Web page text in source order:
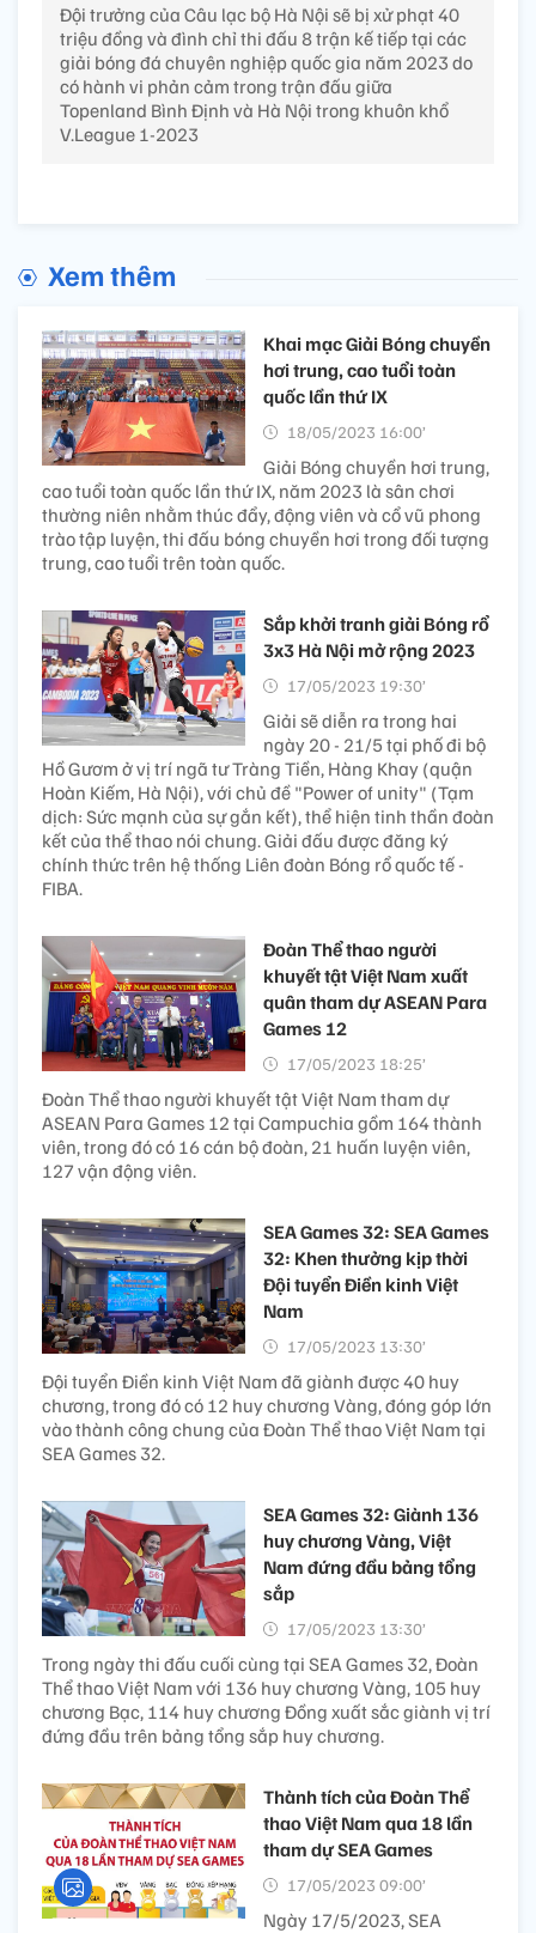
Đội trưởng của Câu lạc bộ Hà Nội sẽ bị xử phạt 40
triệu đồng và đình chỉ thi đấu 8 trận kế tiếp tại các
giải bóng đá chuyên nghiệp quốc gia năm 2023 do
có hành vi phản cảm trong trận đấu giữa
Topenland Bình Định và Hà Nội trong khuôn khổ
V.League 1-2023
Xem thêm
Khai mạc Giải Bóng chuyền
hơi trung, cao tuổi toàn
quốc lần thứ IX
18/05/2023 16:00’
Giải Bóng chuyền hơi trung,
cao tuổi toàn quốc lần thứ IX, năm 2023 là sân chơi
thường niên nhằm thúc đẩy, động viên và cổ vũ phong
trào tập luyện, thi đấu bóng chuyền hơi trong đối tượng
trung, cao tuổi trên toàn quốc.
Sắp khởi tranh giải Bóng rổ
3x3 Hà Nội mở rộng 2023
17/05/2023 19:30’
Giải sẽ diễn ra trong hai
ngày 20 - 21/5 tại phố đi bộ
Hồ Gươm ở vị trí ngã tư Tràng Tiền, Hàng Khay (quận
Hoàn Kiếm, Hà Nội), với chủ đề "Power of unity" (Tạm
dịch: Sức mạnh của sự gắn kết), thể hiện tinh thần đoàn
kết của thể thao nói chung. Giải đấu được đăng ký
chính thức trên hệ thống Liên đoàn Bóng rổ quốc tế -
FIBA.
Đoàn Thể thao người
khuyết tật Việt Nam xuất
quân tham dự ASEAN Para
Games 12
17/05/2023 18:25’
Đoàn Thể thao người khuyết tật Việt Nam tham dự
ASEAN Para Games 12 tại Campuchia gồm 164 thành
viên, trong đó có 16 cán bộ đoàn, 21 huấn luyện viên,
127 vận động viên.
SEA Games 32: SEA Games
32: Khen thưởng kịp thời
Đội tuyển Điền kinh Việt
Nam
17/05/2023 13:30’
Đội tuyển Điền kinh Việt Nam đã giành được 40 huy
chương, trong đó có 12 huy chương Vàng, đóng góp lớn
vào thành công chung của Đoàn Thể thao Việt Nam tại
SEA Games 32.
SEA Games 32: Giành 136
huy chương Vàng, Việt
Nam đứng đầu bảng tổng
sắp
17/05/2023 13:30’
Trong ngày thi đấu cuối cùng tại SEA Games 32, Đoàn
Thể thao Việt Nam với 136 huy chương Vàng, 105 huy
chương Bạc, 114 huy chương Đồng xuất sắc giành vị trí
đứng đầu trên bảng tổng sắp huy chương.
Thành tích của Đoàn Thể
thao Việt Nam qua 18 lần
tham dự SEA Games
17/05/2023 09:00’
Ngày 17/5/2023, SEA